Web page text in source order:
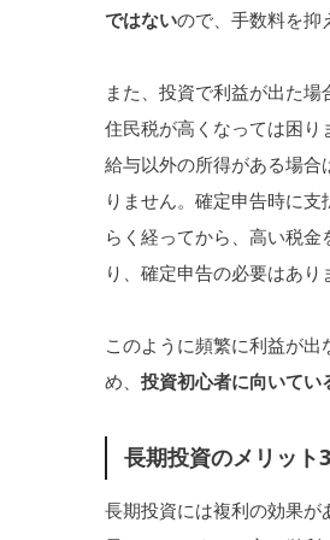
ではないので、手数料を抑
また、投資で利益が出た
住民税が高くなっては困り
給与以外の所得がある場合
りません。確定申告時に
らく経ってから、高い税
り、確定申告の必要はあり
このように頻繁に利益が
め、 投資初心者に向いてい
長期投資のメリット
長期投資には複利の効果が